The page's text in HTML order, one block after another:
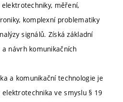
měření,
komplexní problematiky
signálů. Získá základní
návrh komunikačních
a komunikační technologie je
ve smyslu § 19